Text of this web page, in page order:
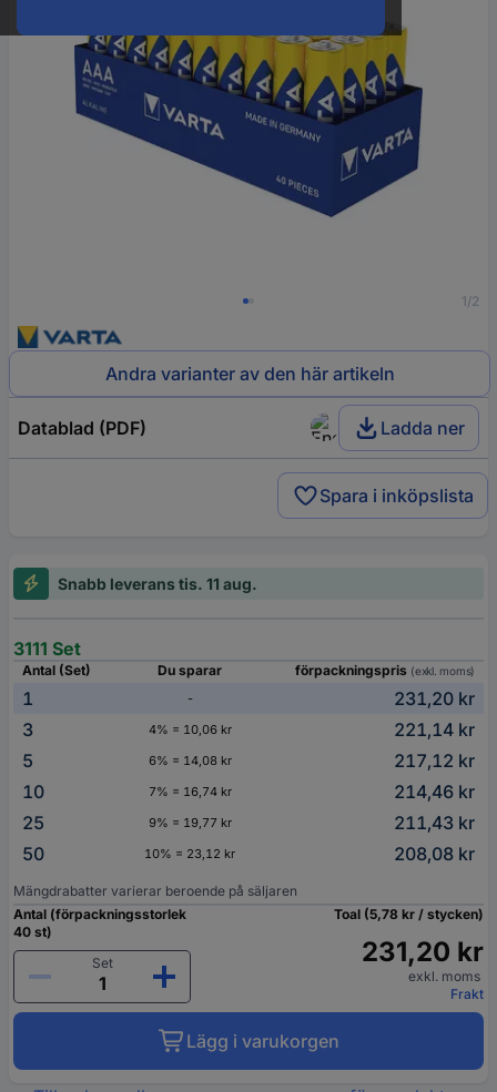
1/2
Andra varianter av den här artikeln
Datablad (PDF) Ladda ner
Spara i inköpslista
Snabb leverans tis. 11 aug.
3111 Set
Antal (Set) Du sparar förpackningspris (exkl. moms)
1 -
231,20 kr
3
4% = 10,06 kr
221,14 kr
5
6% = 14,08 kr
217,12 kr
10
7% = 16,74 kr
214,46 kr
25
9% = 19,77 kr
211,43 kr
50
10% = 23,12 kr 208,08 kr
Mängdrabatter varierar beroende på säljaren
Antal (förpackningsstorlek
40 st)
Set
Toal (5,78 kr / stycken)
231,20 kr
exkl. moms
Frakt
Lägg i varukorgen